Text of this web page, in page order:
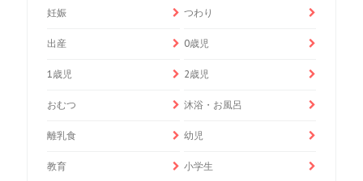
妊娠 つわり
出産 0歳児
1歳児 2歳児
おむつ 沐浴・お風呂
離乳食 幼児
教育 小学生